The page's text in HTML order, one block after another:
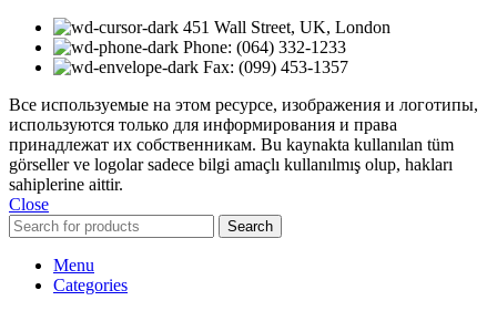
451 Wall Street, UK, London
Phone: (064) 332-1233
Fax: (099) 453-1357
Все используемые на этом ресурсе, изображения и логотипы,
используются только для информирования и права
принадлежат их собственникам. Bu kaynakta kullanılan tüm
görseller ve logolar sadece bilgi amaçlı kullanılmış olup, hakları
sahiplerine aittir.
Close
Search
Menu
Categories